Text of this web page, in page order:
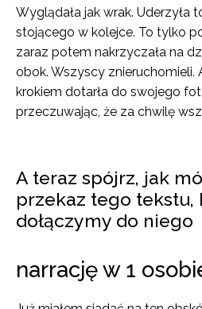
Wyglądała jak wrak. Uderzyła
stojącego w kolejce. To tylko
zaraz potem nakrzyczała na
obok. Wszyscy znieruchomieli.
krokiem dotarła do swojego
przeczuwając, że za chwilę
A teraz spójrz, jak
przekaz tego tekstu,
dołączymy do niego
narrację w 1